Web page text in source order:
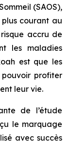
(SAOS),
courant au
accru de
les maladies
est que les
profiter
leur vie.
de l’étude
le marquage
avec succès